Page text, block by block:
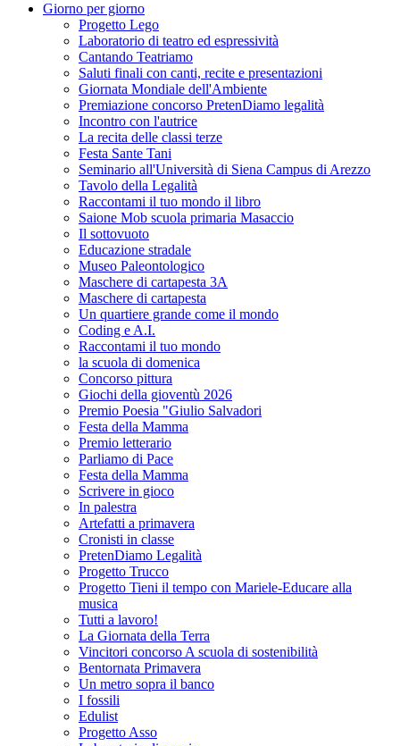
Giorno per giorno
Progetto Lego
Laboratorio di teatro ed espressività
Cantando Teatriamo
Saluti finali con canti, recite e presentazioni
Giornata Mondiale dell'Ambiente
Premiazione concorso PretenDiamo legalità
Incontro con l'autrice
La recita delle classi terze
Festa Sante Tani
Seminario all'Università di Siena Campus di Arezzo
Tavolo della Legalità
Raccontami il tuo mondo il libro
Saione Mob scuola primaria Masaccio
Il sottovuoto
Educazione stradale
Museo Paleontologico
Maschere di cartapesta 3A
Maschere di cartapesta
Un quartiere grande come il mondo
Coding e A.I.
Raccontami il tuo mondo
la scuola di domenica
Concorso pittura
Giochi della gioventù 2026
Premio Poesia "Giulio Salvadori
Festa della Mamma
Premio letterario
Parliamo di Pace
Festa della Mamma
Scrivere in gioco
In palestra
Artefatti a primavera
Cronisti in classe
PretenDiamo Legalità
Progetto Trucco
Progetto Tieni il tempo con Mariele-Educare alla
musica
Tutti a lavoro!
La Giornata della Terra
Vincitori concorso A scuola di sostenibilità
Bentornata Primavera
Un metro sopra il banco
I fossili
Edulist
Progetto Asso